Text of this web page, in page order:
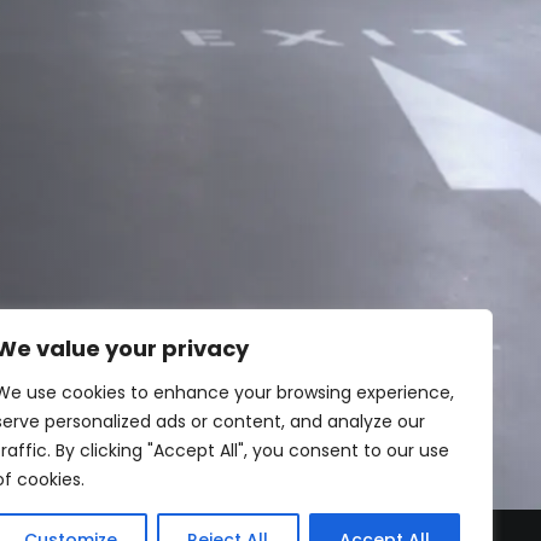
value your privacy
use cookies to enhance your browsing experience,
personalized ads or content, and analyze our
By clicking "Accept All", you consent to our use
cookies.